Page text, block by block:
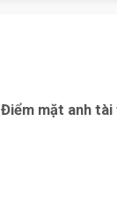
Điểm mặt anh